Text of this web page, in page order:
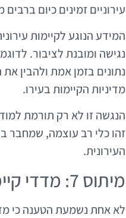
עירוניים זמינים כיום
המידע הנוגע לקיימות
נגישה ומובנת לציבור.
נתונים בזמן אמת ולהבין
מדיניות הקיימות בעירו.
הנגשה זו לא רק תורמת
זהו כלי רב עוצמה, שמחבר
העירונית.
מיתוס 7: מדדי קיימות עירוניים אינם משפיעים על הכלכלה המקומית
לא אחת נשמעת הטענה כי